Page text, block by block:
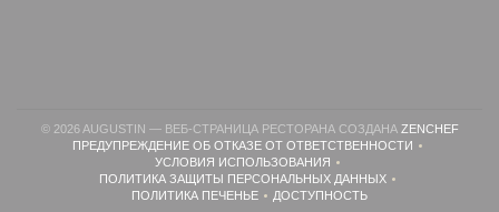
© 2026 AUGUSTIN — ВЕБ-СТРАНИЦА РЕСТОРАНА СОЗДАНА ZENCHEF
ПРЕДУПРЕЖДЕНИЕ ОБ ОТКАЗЕ ОТ ОТВЕТСТВЕННОСТИ
((ОТКРЫВАЕТСЯ В НОВОМ ОКНЕ))
УСЛОВИЯ ИСПОЛЬЗОВАНИЯ((ОТКРЫВАЕТСЯ В НОВОМ ОКНЕ))
ПОЛИТИКА ЗАЩИТЫ ПЕРСОНАЛЬНЫХ ДАННЫХ
((ОТКРЫВАЕТСЯ В НОВОМ ОКНЕ))
ПОЛИТИКА ПЕЧЕНЬЕ((ОТКРЫВАЕТСЯ В НОВОМ ОКНЕ))
ДОСТУПНОСТЬ((ОТКРЫВАЕТСЯ В НОВОМ